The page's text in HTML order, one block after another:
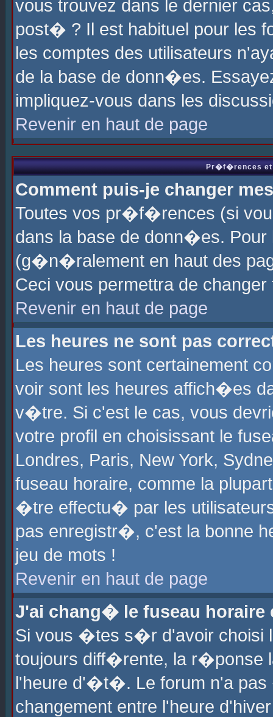
vous trouvez dans le dernier
post� ? Il est habituel pour les
les comptes des utilisateurs
de la base de donn�es.
impliquez-vous dans les
Revenir en haut de page
Pr�f�rences et
Comment puis-je changer
Toutes vos pr�f�rences (si
dans la base de donn�es.
(g�n�ralement en haut des
Ceci vous permettra de
Revenir en haut de page
Les heures ne sont pas
Les heures sont certainement
voir sont les heures affich�es
v�tre. Si c'est le cas, vous
votre profil en choisissant le
Londres, Paris, New York,
fuseau horaire, comme la
�tre effectu� par les
pas enregistr�, c'est la bonne
jeu de mots !
Revenir en haut de page
J'ai chang� le fuseau horaire
Si vous �tes s�r d'avoir choisi
toujours diff�rente, la r�ponse
l'heure d'�t�. Le forum n'a
changement entre l'heure